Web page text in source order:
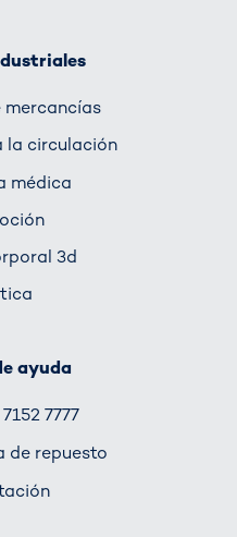
mercancías
la circulación
médica
3d
ayuda
7777
de repuesto